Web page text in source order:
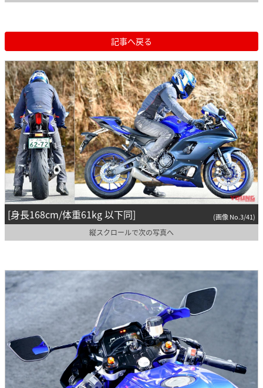
記事へ戻る
[身長168cm/体重61kg 以下同] (画像 No.3/41)
縦スクロールで次の写真へ